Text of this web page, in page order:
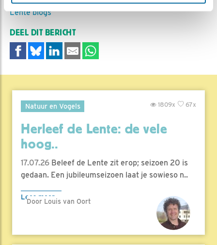
Lente blogs
DEEL DIT BERICHT
Natuur en Vogels 67x
1809x
Herleef de Lente: de vele
hoog..
17.07.26 Beleef de Lente zit erop; seizoen 20 is
gedaan. Een jubileumseizoen laat je sowieso n..
Lees meer
Door Louis van Oort